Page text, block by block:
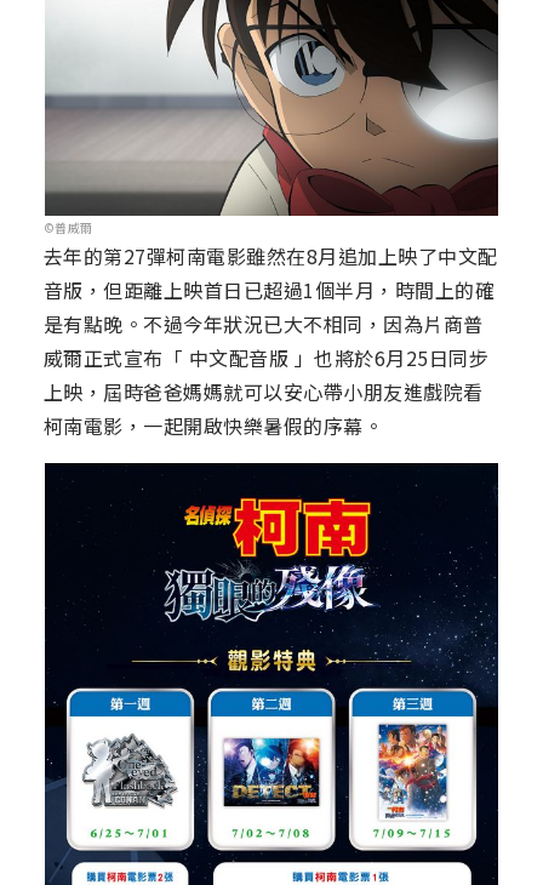
©普威爾
去年的第27彈柯南電影雖然在8月追加上映了中文配
音版，但距離上映首日已超過1個半月，時間上的確
是有點晚。不過今年狀況已大不相同，因為片商普
威爾正式宣布「 中文配音版 」也將於6月25日同步
上映，屆時爸爸媽媽就可以安心帶小朋友進戲院看
柯南電影，一起開啟快樂暑假的序幕。